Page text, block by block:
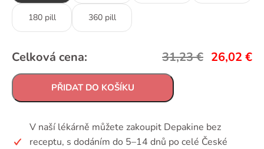
180 pill 360 pill
Celková cena: 31,23€ 26,02 €
PŘIDAT DO KOŠÍKU
V naší lékárně můžete zakoupit Depakine bez
receptu, s dodáním do 5–14 dnů po celé České